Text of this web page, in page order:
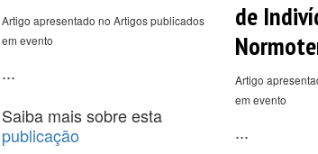
Artigo apresentado no Artigos publicados
em evento
...
Saiba mais sobre esta
publicação
de
Artigo
em evento
...